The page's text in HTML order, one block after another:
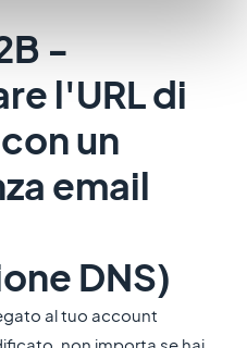
-
l'URL di
un
email
DNS)
al tuo account